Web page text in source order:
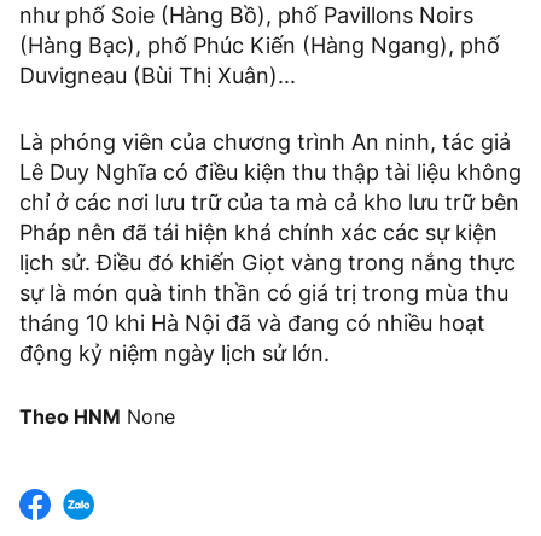
như phố Soie (Hàng Bồ), phố Pavillons Noirs
(Hàng Bạc), phố Phúc Kiến (Hàng Ngang), phố
Duvigneau (Bùi Thị Xuân)...
Là phóng viên của chương trình An ninh, tác giả
Lê Duy Nghĩa có điều kiện thu thập tài liệu không
chỉ ở các nơi lưu trữ của ta mà cả kho lưu trữ bên
Pháp nên đã tái hiện khá chính xác các sự kiện
lịch sử. Điều đó khiến Giọt vàng trong nắng thực
sự là món quà tinh thần có giá trị trong mùa thu
tháng 10 khi Hà Nội đã và đang có nhiều hoạt
động kỷ niệm ngày lịch sử lớn.
Theo HNM None